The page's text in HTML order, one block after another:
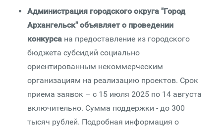
Администрация городского округа "Город
Архангельск" объявляет о проведении
конкурса на предоставление из городского
бюджета субсидий социально
ориентированным некоммерческим
организациям на реализацию проектов. Срок
приема заявок – с 15 июля 2025 по 14 августа
включительно. Сумма поддержки - до 300
тысяч рублей. Подробная информация о